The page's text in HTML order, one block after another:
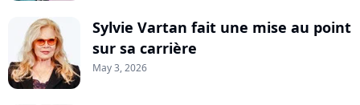
Sylvie Vartan fait une mise au point
sur sa carrière
May 3, 2026